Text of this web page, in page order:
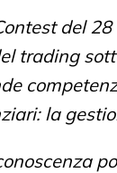
del
trading
la